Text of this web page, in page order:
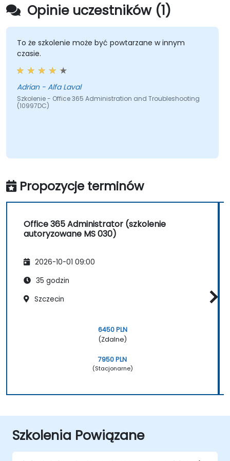
Opinie uczestników (1)
To że szkolenie może być powtarzane w innym
czasie.
Adrian - Alfa Laval
Szkolenie - Office 365 Administration and Troubleshooting
(10997DC)
Propozycje terminów
Office 365 Administrator (szkolenie
autoryzowane MS 030)
2026-10-01 09:00
35 godzin
Szczecin
6450 PLN
(Zdalne)
7950 PLN
(Stacjonarne)
Szkolenia Powiązane